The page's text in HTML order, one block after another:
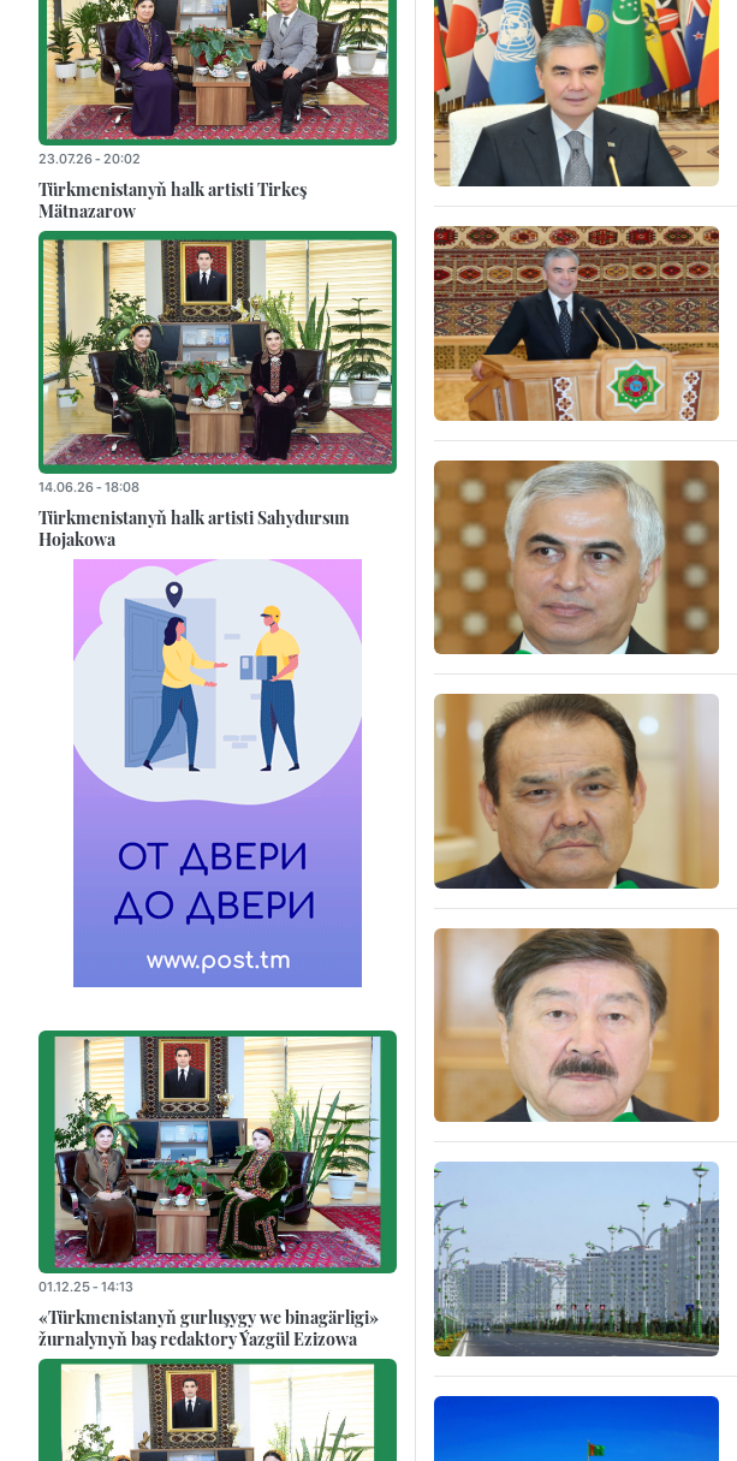
23.07.26 - 20:02
Türkmenistanyň halk artisti Tirkeş
Mätnazarow
14.06.26 - 18:08
Türkmenistanyň halk artisti Sahydursun
Hojakowa
01.12.25 - 14:13
«Türkmenistanyň gurluşygy we binagärligi»
žurnalynyň baş redaktory Ýazgül Ezizowa